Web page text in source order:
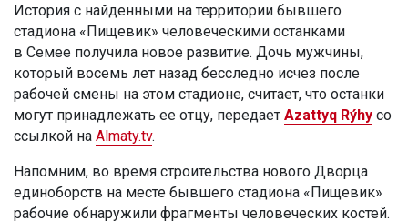
История с найденными на территории бывшего
стадиона «Пищевик» человеческими останками
в Семее получила новое развитие. Дочь мужчины,
который восемь лет назад бесследно исчез после
рабочей смены на этом стадионе, считает, что останки
могут принадлежать ее отцу, передает Azattyq Rýhy со
ссылкой на Almaty.tv.
Напомним, во время строительства нового Дворца
единоборств на месте бывшего стадиона «Пищевик»
рабочие обнаружили фрагменты человеческих костей.